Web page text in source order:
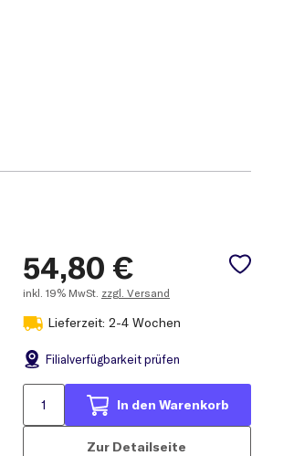
54,80 €
inkl. 19% MwSt. zzgl. Versand
Lieferzeit: 2-4 Wochen
Filialverfügbarkeit prüfen
In den Warenkorb
Zur Detailseite